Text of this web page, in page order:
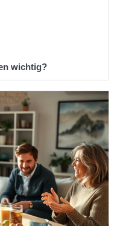
wichtig?